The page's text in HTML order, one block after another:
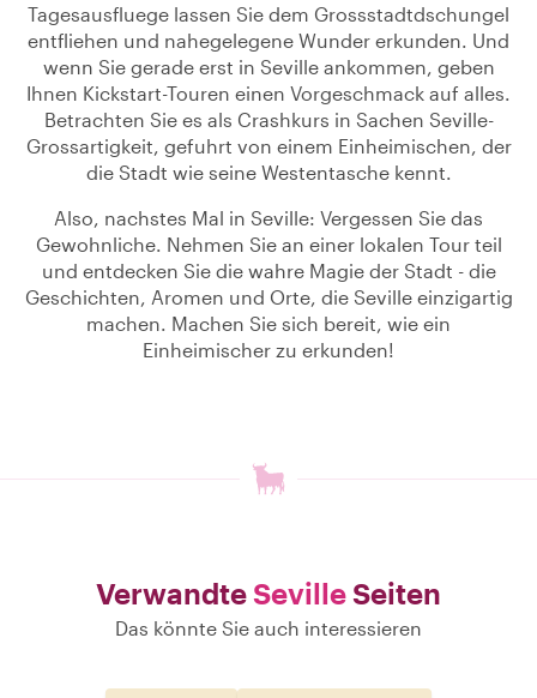
Tagesausfluege lassen Sie dem Grossstadtdschungel
entfliehen und nahegelegene Wunder erkunden. Und
wenn Sie gerade erst in Seville ankommen, geben
Ihnen Kickstart-Touren einen Vorgeschmack auf alles.
Betrachten Sie es als Crashkurs in Sachen Seville-
Grossartigkeit, gefuhrt von einem Einheimischen, der
die Stadt wie seine Westentasche kennt.
Also, nachstes Mal in Seville: Vergessen Sie das
Gewohnliche. Nehmen Sie an einer lokalen Tour teil
und entdecken Sie die wahre Magie der Stadt - die
Geschichten, Aromen und Orte, die Seville einzigartig
machen. Machen Sie sich bereit, wie ein
Einheimischer zu erkunden!
VerwandteSevilleSeiten
Das könnte Sie auch interessieren